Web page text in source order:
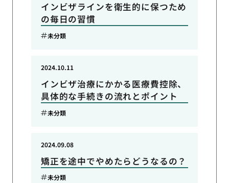
インビザラインを衛生的に保つため
の毎日の習慣
未分類
インビザ治療にかかる医療費控除、
具体的な手続きの流れとポイント
2024.10.11
未分類
矯正を途中でやめたらどうなるの？
2024.09.08
未分類